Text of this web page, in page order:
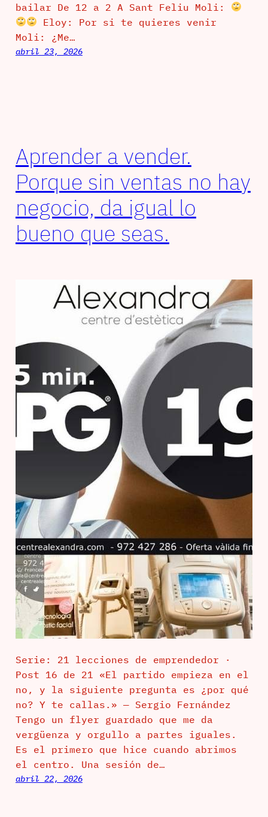
bailar De 12 a 2 A Sant Feliu Moli:
Eloy: Por si te quieres venir
Moli: ¿Me…
abril 23, 2026
Aprender a vender.
Porque sin ventas no hay
negocio, da igual lo
bueno que seas.
Serie: 21 lecciones de emprendedor ·
Post 16 de 21 «El partido empieza en el
no, y la siguiente pregunta es ¿por qué
no? Y te callas.» — Sergio Fernández
Tengo un flyer guardado que me da
vergüenza y orgullo a partes iguales.
Es el primero que hice cuando abrimos
el centro. Una sesión de…
abril 22, 2026